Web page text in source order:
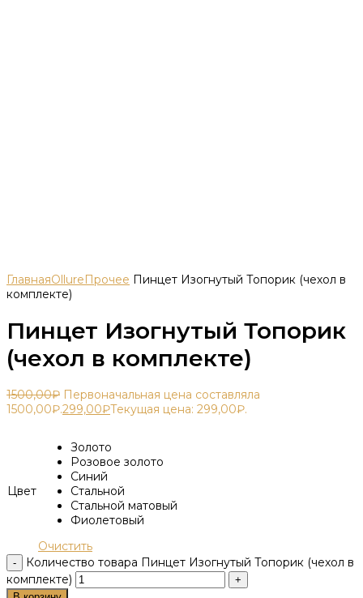
ГлавнаяOllureПрочее Пинцет Изогнутый Топорик (чехол в
комплекте)
Пинцет Изогнутый Топорик
(чехол в комплекте)
1500,00₽ Первоначальная цена составляла
1500,00₽.299,00₽Текущая цена: 299,00₽.
Цвет
Золото
Розовое золото
Синий
Стальной
Стальной матовый
Фиолетовый
Очистить
Количество товара Пинцет Изогнутый Топорик (чехол в
комплекте)